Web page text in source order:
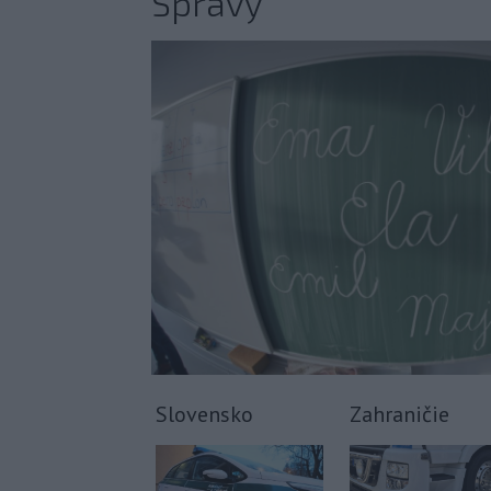
Slovensko Zahraničie